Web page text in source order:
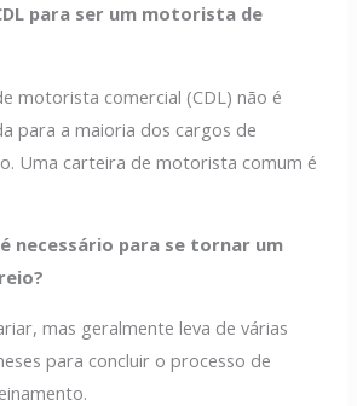
para ser um motorista de
motorista comercial (CDL) não é
para a maioria dos cargos de
Uma carteira de motorista comum é
necessário para se tornar um
mas geralmente leva de várias
para concluir o processo de